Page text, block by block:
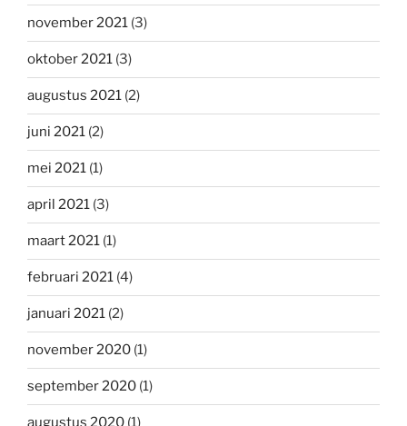
november 2021 (3)
oktober 2021 (3)
augustus 2021 (2)
juni 2021 (2)
mei 2021 (1)
april 2021 (3)
maart 2021 (1)
februari 2021 (4)
januari 2021 (2)
november 2020 (1)
september 2020 (1)
augustus 2020 (1)